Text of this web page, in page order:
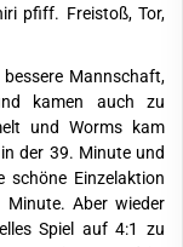
pfiff. Freistoß, Tor,
Mannschaft,
kamen auch zu
und Worms kam
der 39. Minute und
Einzelaktion
Aber wieder
Spiel auf 4:1 zu